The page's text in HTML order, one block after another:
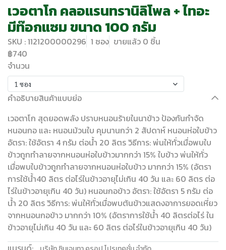
เวอตาโก คลอแรนทรานิลิโพล + ไทอะ
มีท๊อกแซม ขนาด 100 กรัม
SKU : 1121200000296 1 ซอง ขายแล้ว 0 ชิ้น
฿740
จำนวน
1 ซอง
คำอธิบายสินค้าแบบย่อ
เวอตาโก สุดยอดพลัง ปราบหนอนร้ายในนาข้าว ป้องกันกำจัด
หนอนกอ และ หนอนม้วนใบ คุมนานกว่า 2 สัปดาห์ หนอนห่อใบข้าว
อัตรา: ใช้อัตรา 4 กรัม ต่อน้ำ 20 ลิตร วิธีการ: พ่นให้ทั่วเมื่อพบใบ
ข้าวถูกทำลายจากหนอนห่อใบข้าวมากกว่า 15% ใบข้าว พ่นให้ทั่ว
เมื่อพบใบข้าวถูกทำลายจากหนอนห่อใบข้าว มากกว่า 15% (อัตรา
การใช้น้ำ40 ลิตร ต่อไร่ในข้าวอายุไม่เกิน 40 วัน และ 60 ลิตร ต่อ
ไร่ในข้าวอายุเกิน 40 วัน) หนอนกอข้าว อัตรา: ใช้อัตรา 5 กรัม ต่อ
น้ำ 20 ลิตร วิธีการ: พ่นให้ทั่วเมื่อพบต้นข้าวแสดงอาการยอดเหี่ยว
จากหนอนกอข้าว มากกว่า 10% (อัตราการใช้น้ำ 40 ลิตรต่อไร่ ใน
ข้าวอายุไม่เกิน 40 วัน และ 60 ลิตร ต่อไร่ในข้าวอายุเกิน 40 วัน)